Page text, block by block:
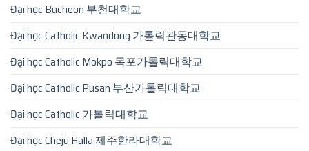
Đại học Bucheon 부천대학교
Đại học Catholic Kwandong 가톨릭관동대학교
Đại học Catholic Mokpo 목포가톨릭대학교
Đại học Catholic Pusan 부산가톨릭대학교
Đại học Catholic 가톨릭대학교
Đại học Cheju Halla 제주한라대학교